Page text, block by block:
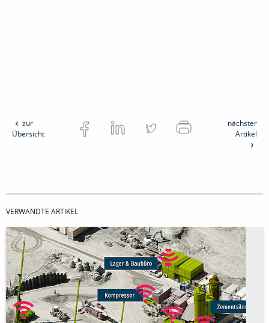
zur
Übersicht
nächster
Artikel
VERWANDTE ARTIKEL